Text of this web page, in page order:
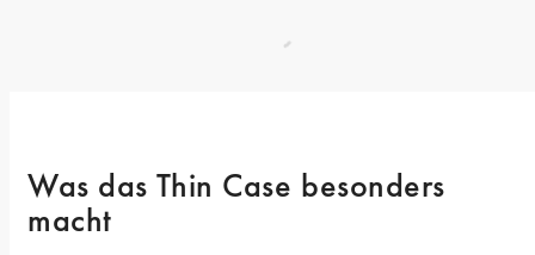
Was das Thin Case besonders
macht